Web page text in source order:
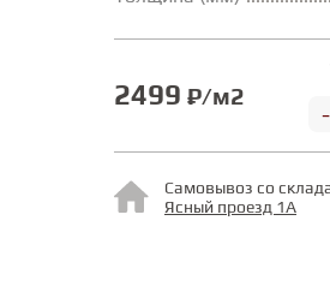
2499 ₽/м2
-
Самовывоз со
Ясный проезд 1А